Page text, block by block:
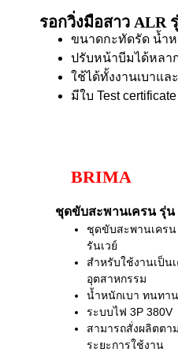
รอกวิ่งมือสาว ALR
ขนาดกะทัดรัด น้ำ
ปรับหน้าบีมได้หลา
ใช้ได้ทั้งงานเบาแ
มีใบ Test
BRIMA
ชุดขับสะพานเครน รุ่น
ชุดขับสะพานเคร
รันเวย์
สำหรับใช้งานเป็น
อุตสาหกรรม
น้ำหนักเบา ทนทา
ระบบไฟ 3P 380V
สามารถสั่งผลิตตา
ระยะการใช้งาน